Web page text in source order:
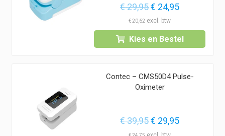
€29,95Oorspronkelijke
prijs
was:
€ 29,95.
€ 24,95Huidige
is:
€ 24,95.
€20,62
Kies en Bestel
Contec – CMS50D4 Pulse-
Oximeter
€39,95Oorspronkelijke
prijs
€ 29,95Huidige